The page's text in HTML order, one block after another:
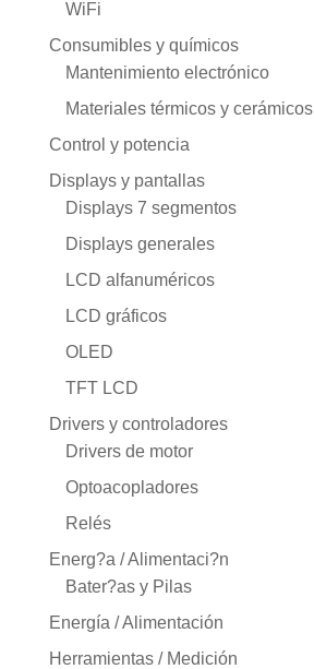
WiFi
Consumibles y químicos
Mantenimiento electrónico
Materiales térmicos y cerámicos
Control y potencia
Displays y pantallas
Displays 7 segmentos
Displays generales
LCD alfanuméricos
LCD gráficos
OLED
TFT LCD
Drivers y controladores
Drivers de motor
Optoacopladores
Relés
Energ?a / Alimentaci?n
Bater?as y Pilas
Energía / Alimentación
Herramientas / Medición